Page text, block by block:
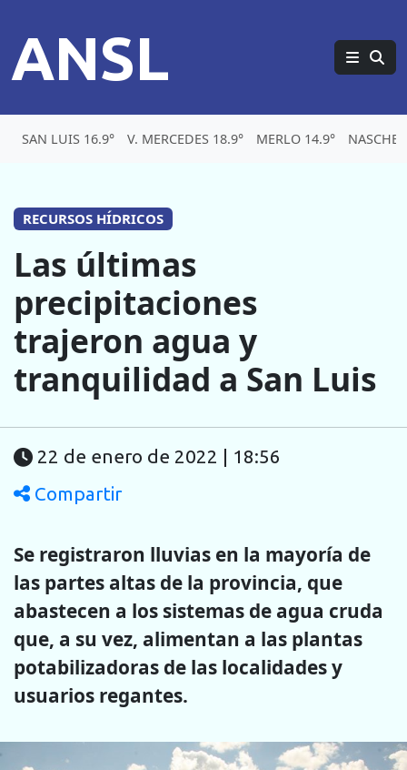
ANSL
SAN LUIS 16.9° V. MERCEDES 18.9° MERLO 14.9°
RECURSOS HÍDRICOS
Las últimas
precipitaciones
trajeron agua y
tranquilidad a San Luis
22 de enero de 2022 | 18:56
Compartir
Se registraron lluvias en la mayoría de
las partes altas de la provincia, que
abastecen a los sistemas de agua cruda
que, a su vez, alimentan a las plantas
potabilizadoras de las localidades y
usuarios regantes.